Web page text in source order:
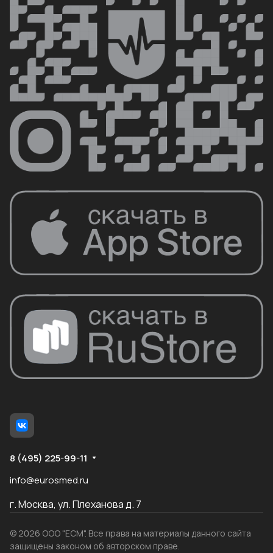
8 (495) 225-99-11
info@eurosmed.ru
г. Москва, ул. Плеханова д. 7
© 2026 ООО "ЕСМ". Все права на материалы данного сайта
защищены законом об авторском праве.